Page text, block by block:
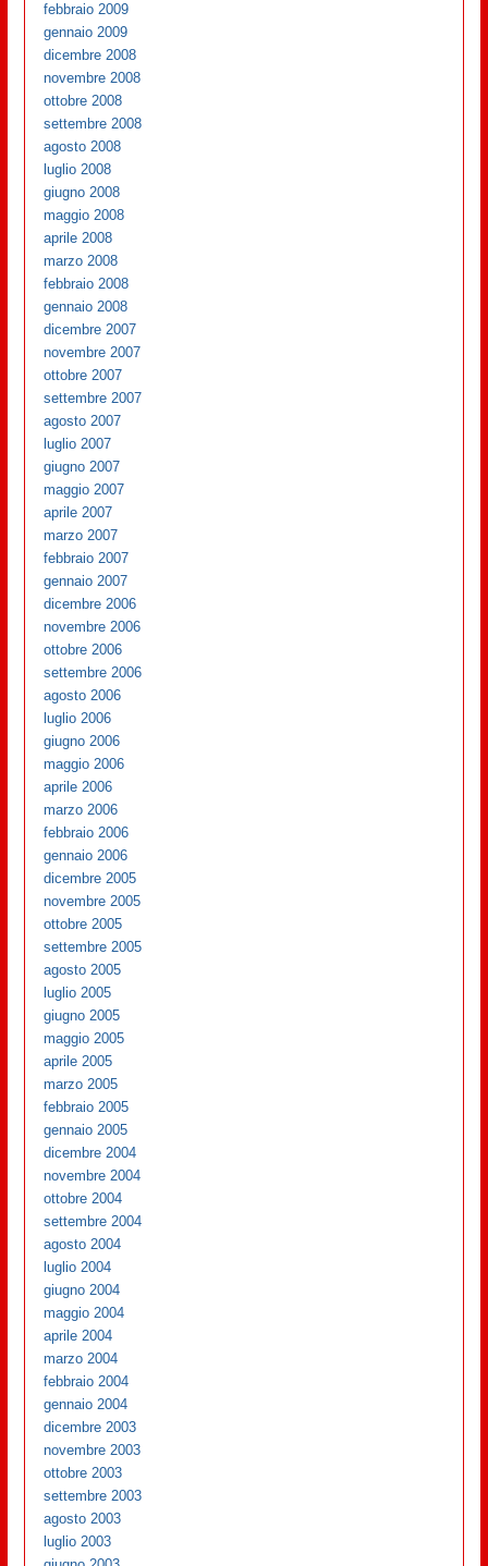
febbraio 2009
gennaio 2009
dicembre 2008
novembre 2008
ottobre 2008
settembre 2008
agosto 2008
luglio 2008
giugno 2008
maggio 2008
aprile 2008
marzo 2008
febbraio 2008
gennaio 2008
dicembre 2007
novembre 2007
ottobre 2007
settembre 2007
agosto 2007
luglio 2007
giugno 2007
maggio 2007
aprile 2007
marzo 2007
febbraio 2007
gennaio 2007
dicembre 2006
novembre 2006
ottobre 2006
settembre 2006
agosto 2006
luglio 2006
giugno 2006
maggio 2006
aprile 2006
marzo 2006
febbraio 2006
gennaio 2006
dicembre 2005
novembre 2005
ottobre 2005
settembre 2005
agosto 2005
luglio 2005
giugno 2005
maggio 2005
aprile 2005
marzo 2005
febbraio 2005
gennaio 2005
dicembre 2004
novembre 2004
ottobre 2004
settembre 2004
agosto 2004
luglio 2004
giugno 2004
maggio 2004
aprile 2004
marzo 2004
febbraio 2004
gennaio 2004
dicembre 2003
novembre 2003
ottobre 2003
settembre 2003
agosto 2003
luglio 2003